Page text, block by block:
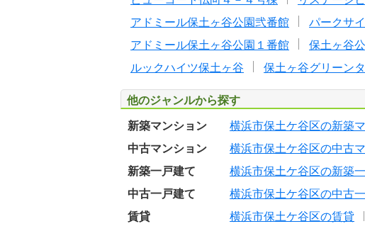
アドミール保土ヶ谷公園弐番館
パークサ
アドミール保土ヶ谷公園１番館
保土ヶ谷
ルックハイツ保土ヶ谷
保土ヶ谷グリーン
他のジャンルから探す
新築マンション 横浜市保土ケ谷区の新築
中古マンション
横浜市保土ケ谷区の中古
新築一戸建て
横浜市保土ケ谷区の新築
中古一戸建て
横浜市保土ケ谷区の中古
賃貸
横浜市保土ケ谷区の賃貸